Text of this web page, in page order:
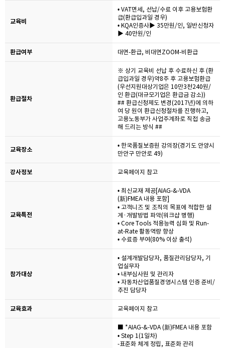
교육비
• VAT면세, 선납/수료 이후 고용보험환
급(환급입과일 경우)
• KQA인증사▶ 35만원/인, 일반신청자
▶ 40만원/인
환급여부 대면-환급, 비대면ZOOM-비환급
환급절차
※ 상기 교육비 선납 후 수료하신 후 (환
급입과일 경우)약8주 후 고용보험환급
(우선지원대상기업은 10만3천240원/
인 환급(대규모기업은 환급금 감소))
## 환급신청제도 변경(2017년)에 의하
여 당 원이 환급신청절차를 진행하고,
고용노동부가 사업주계좌로 직접 송금
해 드리는 방식 ##
교육장소
• 한국품질보증원 강의장(경기도 안양시
만안구 만안로 49)
강사정보 교육페이지 참고
교육특전
• 최신교재 제공[AIAG-&-VDA
(新)FMEA 내용 포함]
• 고객니즈 및 조직의 목표에 적합한 설
계·개발방법 파악(워크샵 병행)
• Core Tools 적용능력 심화 및 Run-
at-Rate 활동역량 향상
• 수료증 부여(80% 이상 출석)
참가대상
• 설계개발담당자, 품질관리담당자, 기
업실무자
• 내부심사원 및 관리자
• 자동차산업품질경영시스템 인증 준비/
추진 담당자
교육효과 교육페이지 참고
■ *AIAG-&-VDA (新)FMEA 내용 포함
• Step 1(1일차)
-표준화 체계 정립, 표준화 관리